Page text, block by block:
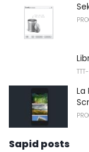
La
Sapid posts